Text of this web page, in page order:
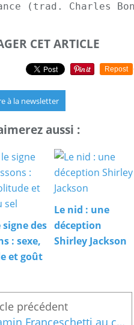
(trad. Charles
CET ARTICLE
Repost
à la newsletter
aussi :
signe des
: sexe,
et goût
Le nid : une
déception
Shirley Jackson
Benjamin Franceschetti au coeur des complots de la IIIe République